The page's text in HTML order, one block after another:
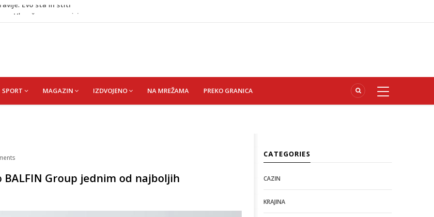
Uhapšen na granici
razočarao navijače iz BiH
Evo šta ih štiti
SPORT MAGAZIN IZDVOJENO NA MREŽAMA PREKO GRANICA
Group jednim od najboljih
CATEGORIES
CAZIN
KRAJINA